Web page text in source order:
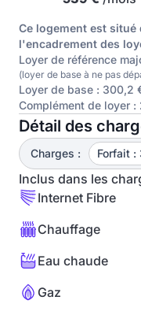
Ce logement est situé
l'encadrement des
Loyer de référence
(loyer de base à ne pas
Loyer de base : 300,2
Complément de loyer
Détail des
Charges : Forfait :
Inclus dans les
Internet Fibre
Chauffage
Eau chaude
Gaz